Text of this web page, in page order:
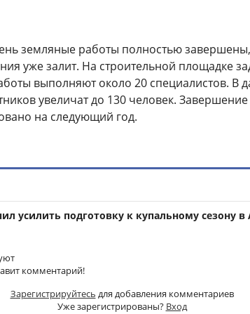
земляные работы полностью
уже залит. На строительной площадке
выполняют около 20 специалистов. В
увеличат до 130 человек. Завершение
на следующий год.
усилить подготовку к купальному сезону
комментарий!
Зарегистрируйтесь для добавления комментариев
Уже зарегистрированы? Вход